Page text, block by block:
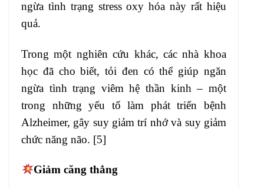
ngừa tình trạng stress oxy hóa này rất hiệu
quả.
Trong một nghiên cứu khác, các nhà khoa
học đã cho biết, tỏi đen có thể giúp ngăn
ngừa tình trạng viêm hệ thần kinh – một
trong những yếu tố làm phát triển bệnh
Alzheimer, gây suy giảm trí nhớ và suy giảm
chức năng não. [5]
Giảm căng thẳng